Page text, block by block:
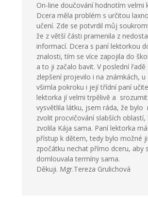
On-line doučování hodnotím velmi
Dcera měla problém s určitou
učení. Zde se potvrdil můj
že z větší části pramenila z
informací. Dcera s paní lektorkou
znalosti, tím se více zapojila do
a to ji začalo bavit. V poslední řadě
zlepšení projevilo i na známkách, u
všimla pokroku i její třídní paní
lektorka jí velmi trpělivě a
vysvětlila látku, jsem ráda, že bylo
zvolit procvičování slabších oblastí,
zvolila Kája sama. Paní lektorka
přístup k dětem, tedy bylo možné
zpočátku nechat přímo dceru, aby
domlouvala termíny sama.
Děkuji. Mgr.Tereza Grulichová